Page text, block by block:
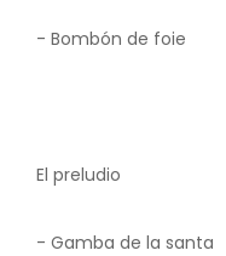
- Bombón de foie
El preludio
- Gamba de la santa